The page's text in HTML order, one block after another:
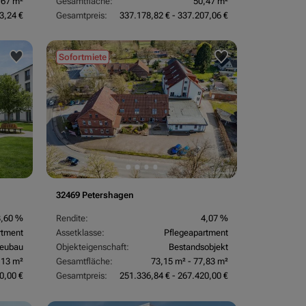
€
Gesamtpreis:
337.178,82 € - 337.207,06 €
%
m²
€
Sofortmiete
32469 Petershagen
Rendite:
4,07 %
Assetklasse:
Pflegeapartment
Objekteigenschaft:
Bestandsobjekt
Gesamtfläche:
73,15 m² - 77,83 m²
Gesamtpreis:
251.336,84 € - 267.420,00 €